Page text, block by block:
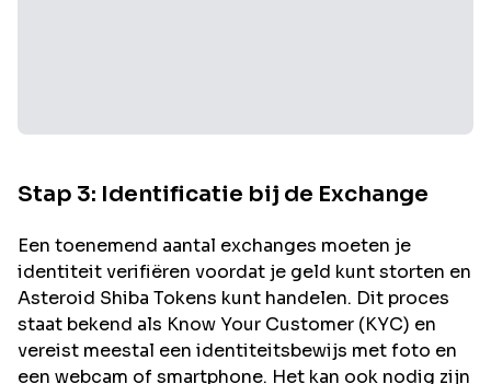
Stap 3: Identificatie bij de Exchange
Een toenemend aantal exchanges moeten je
identiteit verifiëren voordat je geld kunt storten en
Asteroid Shiba Tokens kunt handelen. Dit proces
staat bekend als Know Your Customer (KYC) en
vereist meestal een identiteitsbewijs met foto en
een webcam of smartphone. Het kan ook nodig zijn